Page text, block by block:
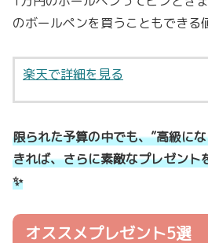
のボールペンを買うこともできる
楽天で詳細を見る
限られた予算の中でも、”高級に
きれば、さらに素敵なプレゼント
✨
オススメプレゼント5選